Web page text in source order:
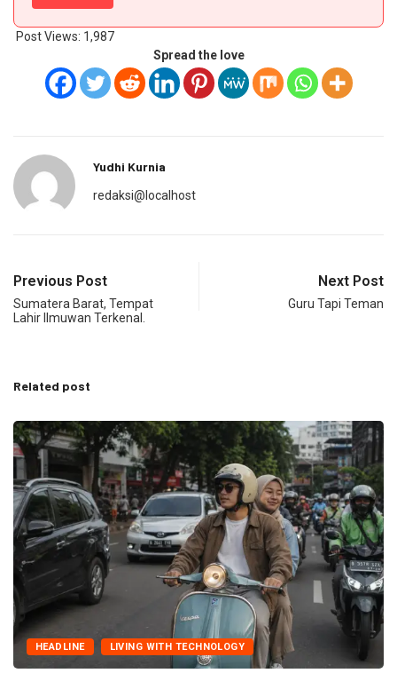
Post Views: 1,987
Spread the love
Yudhi Kurnia
redaksi@localhost
Previous Post
Sumatera Barat, Tempat
Lahir Ilmuwan Terkenal.
Next Post
Guru Tapi Teman
Related post
HEADLINE LIVING WITH TECHNOLOGY